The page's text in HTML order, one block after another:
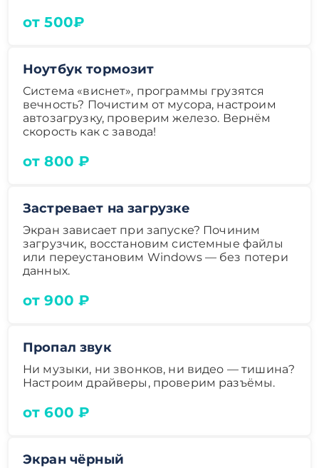
от 500₽
Ноутбук тормозит
Система «виснет», программы грузятся
вечность? Почистим от мусора, настроим
автозагрузку, проверим железо. Вернём
скорость как с завода!
от 800 ₽
Застревает на загрузке
Экран зависает при запуске? Починим
загрузчик, восстановим системные файлы
или переустановим Windows — без потери
данных.
от 900 ₽
Пропал звук
Ни музыки, ни звонков, ни видео — тишина?
Настроим драйверы, проверим разъёмы.
от 600 ₽
Экран чёрный